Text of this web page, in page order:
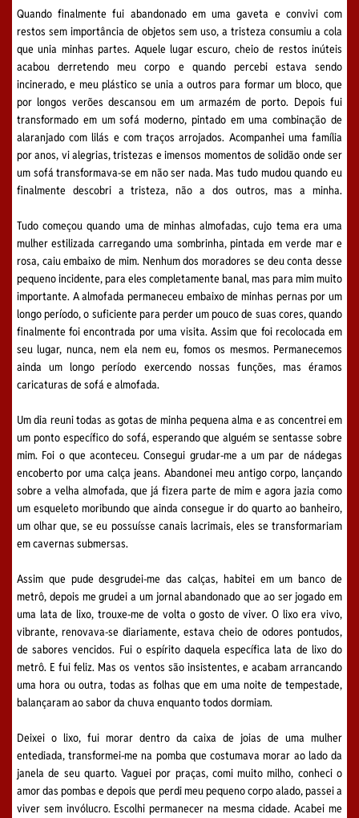
Quando finalmente fui abandonado em uma gaveta e convivi com
restos sem importância de objetos sem uso, a tristeza consumiu a cola
que unia minhas partes. Aquele lugar escuro, cheio de restos inúteis
acabou derretendo meu corpo e quando percebi estava sendo
incinerado, e meu plástico se unia a outros para formar um bloco, que
por longos verões descansou em um armazém de porto. Depois fui
transformado em um sofá moderno, pintado em uma combinação de
alaranjado com lilás e com traços arrojados. Acompanhei uma família
por anos, vi alegrias, tristezas e imensos momentos de solidão onde ser
um sofá transformava-se em não ser nada. Mas tudo mudou quando eu
finalmente descobri a tristeza, não a dos outros, mas a minha.
Tudo começou quando uma de minhas almofadas, cujo tema era uma
mulher estilizada carregando uma sombrinha, pintada em verde mar e
rosa, caiu embaixo de mim. Nenhum dos moradores se deu conta desse
pequeno incidente, para eles completamente banal, mas para mim muito
importante. A almofada permaneceu embaixo de minhas pernas por um
longo período, o suficiente para perder um pouco de suas cores, quando
finalmente foi encontrada por uma visita. Assim que foi recolocada em
seu lugar, nunca, nem ela nem eu, fomos os mesmos. Permanecemos
ainda um longo período exercendo nossas funções, mas éramos
caricaturas de sofá e almofada.
Um dia reuni todas as gotas de minha pequena alma e as concentrei em
um ponto específico do sofá, esperando que alguém se sentasse sobre
mim. Foi o que aconteceu. Consegui grudar-me a um par de nádegas
encoberto por uma calça jeans. Abandonei meu antigo corpo, lançando
sobre a velha almofada, que já fizera parte de mim e agora jazia como
um esqueleto moribundo que ainda consegue ir do quarto ao banheiro,
um olhar que, se eu possuísse canais lacrimais, eles se transformariam
em cavernas submersas.
Assim que pude desgrudei-me das calças, habitei em um banco de
metrô, depois me grudei a um jornal abandonado que ao ser jogado em
uma lata de lixo, trouxe-me de volta o gosto de viver. O lixo era vivo,
vibrante, renovava-se diariamente, estava cheio de odores pontudos,
de sabores vencidos. Fui o espírito daquela específica lata de lixo do
metrô. E fui feliz. Mas os ventos são insistentes, e acabam arrancando
uma hora ou outra, todas as folhas que em uma noite de tempestade,
balançaram ao sabor da chuva enquanto todos dormiam.
Deixei o lixo, fui morar dentro da caixa de joias de uma mulher
entediada, transformei-me na pomba que costumava morar ao lado da
janela de seu quarto. Vaguei por praças, comi muito milho, conheci o
amor das pombas e depois que perdi meu pequeno corpo alado, passei a
viver sem invólucro. Escolhi permanecer na mesma cidade. Acabei me